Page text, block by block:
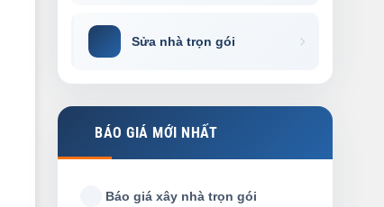
Sửa nhà trọn gói
BÁO GIÁ MỚI NHẤT
Báo giá xây nhà trọn gói